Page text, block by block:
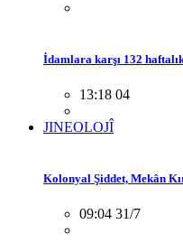
İdamlara karşı 132
13:18 04
JINEOLOJÎ
Kolonyal Şiddet, Mekân
09:04 31/7